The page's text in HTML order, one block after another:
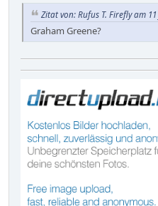
Zitat von: Rufus T. Firefly am 11
Graham Greene?